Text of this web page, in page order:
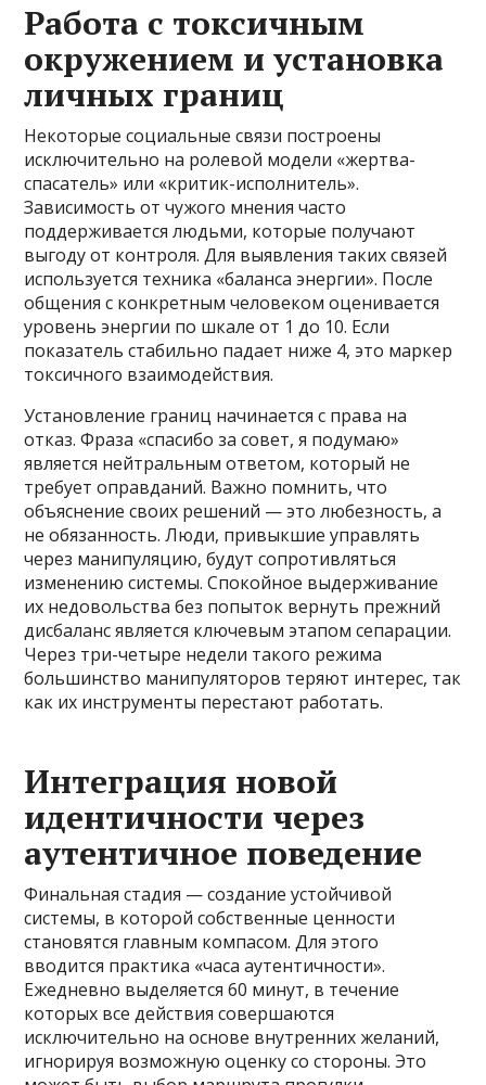
Работа с токсичным
окружением и установка
личных границ
Некоторые социальные связи построены
исключительно на ролевой модели «жертва-
спасатель» или «критик-исполнитель».
Зависимость от чужого мнения часто
поддерживается людьми, которые получают
выгоду от контроля. Для выявления таких связей
используется техника «баланса энергии». После
общения с конкретным человеком оценивается
уровень энергии по шкале от 1 до 10. Если
показатель стабильно падает ниже 4, это маркер
токсичного взаимодействия.
Установление границ начинается с права на
отказ. Фраза «спасибо за совет, я подумаю»
является нейтральным ответом, который не
требует оправданий. Важно помнить, что
объяснение своих решений — это любезность, а
не обязанность. Люди, привыкшие управлять
через манипуляцию, будут сопротивляться
изменению системы. Спокойное выдерживание
их недовольства без попыток вернуть прежний
дисбаланс является ключевым этапом сепарации.
Через три-четыре недели такого режима
большинство манипуляторов теряют интерес, так
как их инструменты перестают работать.
Интеграция новой
идентичности через
аутентичное поведение
Финальная стадия — создание устойчивой
системы, в которой собственные ценности
становятся главным компасом. Для этого
вводится практика «часа аутентичности».
Ежедневно выделяется 60 минут, в течение
которых все действия совершаются
исключительно на основе внутренних желаний,
игнорируя возможную оценку со стороны. Это